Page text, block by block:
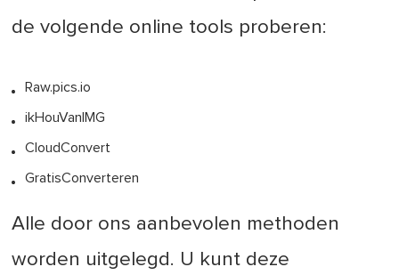
de volgende online tools proberen:
Raw.pics.io
ikHouVanIMG
CloudConvert
GratisConverteren
Alle door ons aanbevolen methoden
worden uitgelegd. U kunt deze